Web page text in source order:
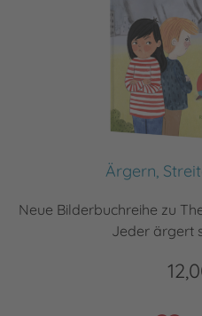
Ärgern,
Neue Bilderbuchreihe zu
Jeder ärgert